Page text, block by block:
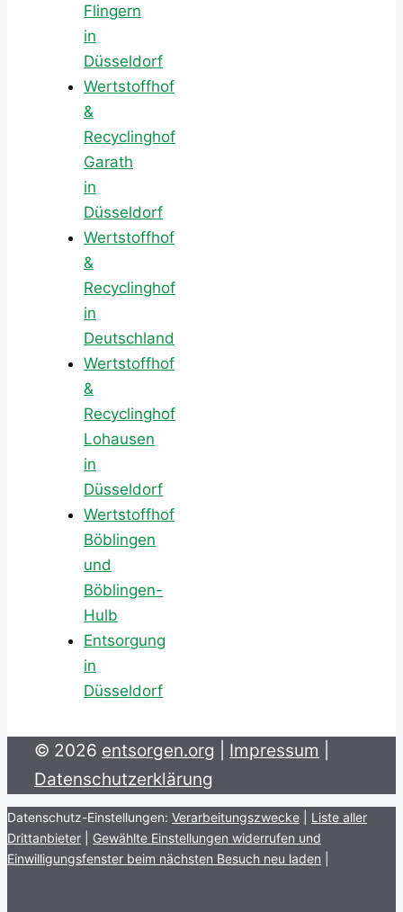
Flingern
in
Düsseldorf
Wertstoffhof
&
Recyclinghof
Garath
in
Düsseldorf
Wertstoffhof
&
Recyclinghof
in
Deutschland
Wertstoffhof
&
Recyclinghof
Lohausen
in
Düsseldorf
Wertstoffhof
Böblingen
und
Böblingen-
Hulb
Entsorgung
in
Düsseldorf
© 2026 entsorgen.org Impressum
Datenschutzerklärung
Datenschutz-Einstellungen: Verarbeitungszwecke
Liste aller
Drittanbieter
Gewählte Einstellungen widerrufen und
Einwilligungsfenster beim nächsten Besuch neu laden